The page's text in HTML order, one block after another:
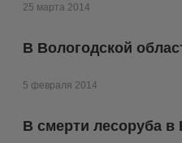
25 марта 2014
В Вологодской
5 февраля 2014
В смерти лесоруба в